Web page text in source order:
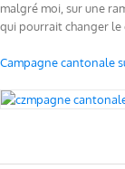
malgré moi, sur une
qui pourrait changer le
Campagne cantonale